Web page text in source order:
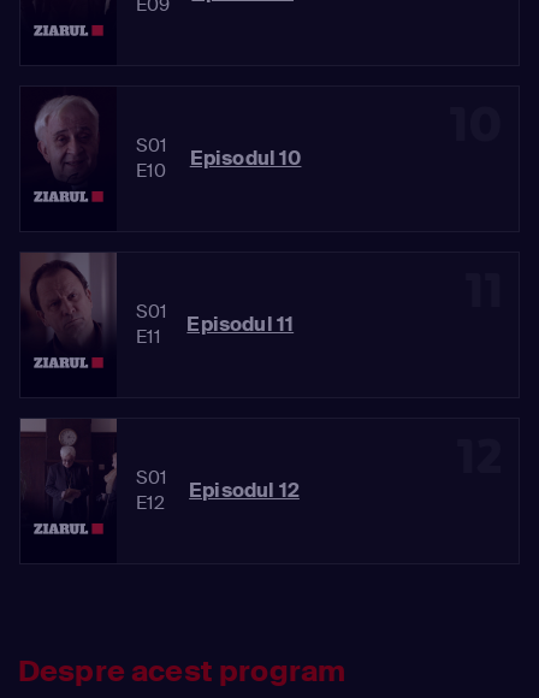
S01
E10
Episodul 10
S01
E11
Episodul 11
S01
E12
Episodul 12
Despre acest program